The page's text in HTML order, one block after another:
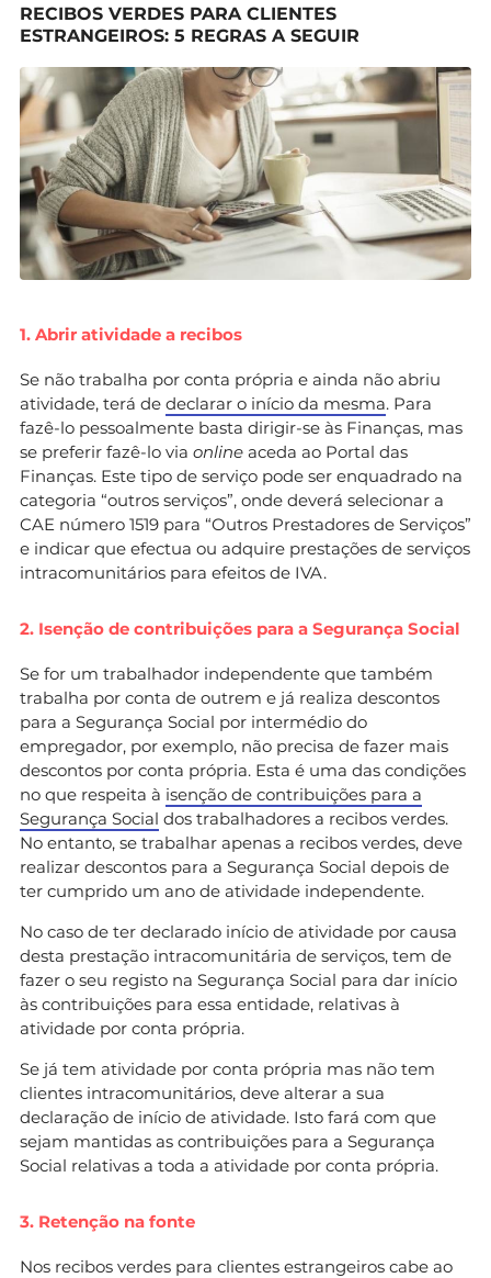
RECIBOS VERDES PARA CLIENTES
ESTRANGEIROS: 5 REGRAS A SEGUIR
1. Abrir atividade a recibos
Se não trabalha por conta própria e ainda não abriu
atividade, terá de declarar o início da mesma. Para
fazê-lo pessoalmente basta dirigir-se às Finanças, mas
se preferir fazê-lo via online aceda ao Portal das
Finanças. Este tipo de serviço pode ser enquadrado na
categoria “outros serviços”, onde deverá selecionar a
CAE número 1519 para “Outros Prestadores de Serviços”
e indicar que efectua ou adquire prestações de serviços
intracomunitários para efeitos de IVA.
2. Isenção de contribuições para a Segurança Social
Se for um trabalhador independente que também
trabalha por conta de outrem e já realiza descontos
para a Segurança Social por intermédio do
empregador, por exemplo, não precisa de fazer mais
descontos por conta própria. Esta é uma das condições
no que respeita à isenção de contribuições para a
Segurança Social dos trabalhadores a recibos verdes.
No entanto, se trabalhar apenas a recibos verdes, deve
realizar descontos para a Segurança Social depois de
ter cumprido um ano de atividade independente.
No caso de ter declarado início de atividade por causa
desta prestação intracomunitária de serviços, tem de
fazer o seu registo na Segurança Social para dar início
às contribuições para essa entidade, relativas à
atividade por conta própria.
Se já tem atividade por conta própria mas não tem
clientes intracomunitários, deve alterar a sua
declaração de início de atividade. Isto fará com que
sejam mantidas as contribuições para a Segurança
Social relativas a toda a atividade por conta própria.
3. Retenção na fonte
Nos recibos verdes para clientes estrangeiros cabe ao